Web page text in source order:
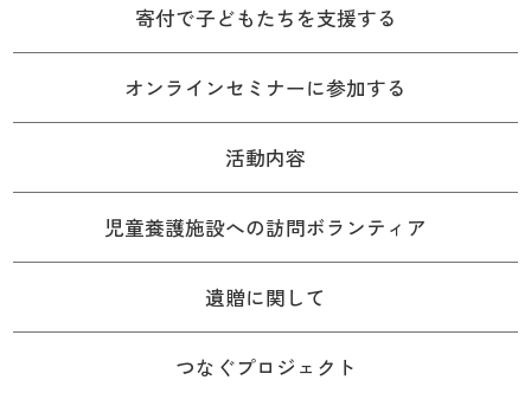
寄付で子どもたちを支援する
オンラインセミナーに参加する
活動内容
児童養護施設への訪問ボランティア
遺贈に関して
つなぐプロジェクト